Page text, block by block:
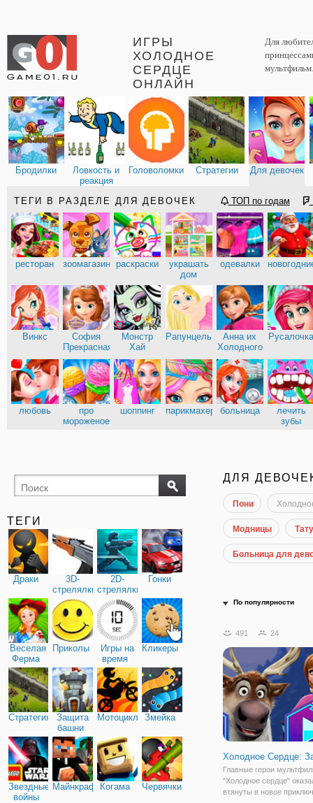
ИГРЫ
ХОЛОДНОЕ
СЕРДЦЕ
ОНЛАЙН
Для
мультфильм.
Бродилки
Ловкость и
реакция
Головоломки Стратегии Для девочек
ТЕГИ В РАЗДЕЛЕ ДЛЯ ДЕВОЧЕК ТОП по годам
ресторан зоомагазин раскраски
украшать
дом
одевалки
Эльза из
Холодного
сердца
Кухня
Сары
Винкс
София
Прекрасная
Монстр
Хай
Рапунцель
Анна их
Холодного
сердца
любовь
про
мороженое
шоппинг парикмахерскиебольница
лечить
зубы
ТЕГИ
Драки
3D-
стрелялки
2D-
стрелялки
Гонки
Веселая
Ферма
Приколы
Игры на
время
Кликеры
Стратегия
Защита
башни
МотоциклыЗмейка
Звездные
войны
Майнкрафт Когама Червячки
ДЛЯ
Пони
Модницы
Больница для
По популярности
491 24
Холодное Сердце:
Главные герои
"Холодное сердце"
втянуты в новое